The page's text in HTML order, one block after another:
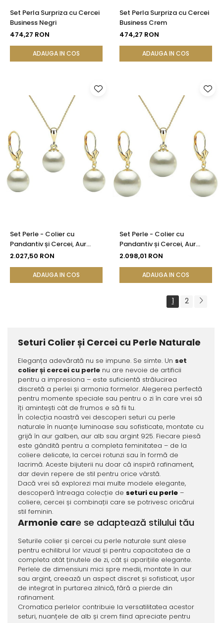
Set Perla Surpriza cu Cercei
Business Negri
474,27 RON
ADAUGA IN COS
Set Perla Surpriza cu Cercei
Business Crem
474,27 RON
ADAUGA IN COS
Set Perle - Colier cu
Pandantiv și Cercei, Aur
Galben 14K, Perle Albe
2.027,50 RON
ADAUGA IN COS
Set Perle - Colier cu
Pandantiv și Cercei, Aur
Galben 14K, Perle Albe
KASKADDA®
2.098,01 RON
ADAUGA IN COS
1 2
Seturi Colier și Cercei cu Perle Naturale
Eleganța adevărată nu se impune. Se simte. Un set
colier și cercei cu perlenu are nevoie de artificii
pentru a impresiona – este suficientă strălucirea
discretă a perlei și armonia formelor. Alegerea perfectă
pentru momente speciale sau pentru o zi în care vrei să
îți amintești cât de frumos e să fii tu.
În colecția noastră vei descoperi seturi cu perle
naturale în nuanțe luminoase sau sofisticate, montate cu
grijă în aur galben, aur alb sau argint 925. Fiecare piesă
este gândită pentru a completa feminitatea – de la
coliere delicate, la cercei rotunzi sau în formă de
lacrimă. Aceste bijuterii nu doar că inspiră rafinament,
dar devin repere de stil pentru orice vârstă.
Dacă vrei să explorezi mai multe modele elegante,
descoperă întreaga colecție de seturi cu perle–
coliere, cercei și combinații care se potrivesc oricărui
stil feminin.
Armonie care se adaptează stilului tău
Seturile colier și cercei cu perle naturale sunt alese
pentru echilibrul lor vizual și pentru capacitatea de a
completa atât ținutele de zi, cât și aparițiile elegante.
Perlele de dimensiuni mici spre medii, montate în aur
sau argint, creează un aspect discret și sofisticat, ușor
de integrat în purtarea zilnică, fără a pierde din
rafinament.
Cromatica perlelor contribuie la versatilitatea acestor
seturi, nuanțele de alb și crem fiind apreciate pentru